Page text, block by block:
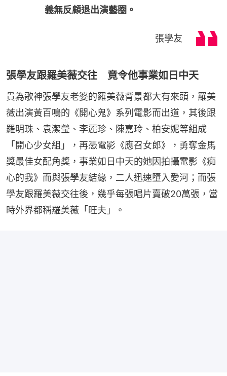
義無反顧退出演藝圈。
張學友
張學友跟羅美薇交往 竟令他事業如日中天
貴為歌神張學友老婆的羅美薇背景都大有來頭，羅美
薇出演黃百鳴的《開心鬼》系列電影而出道，其後跟
羅明珠、袁潔瑩、李麗珍、陳嘉玲、柏安妮等組成
「開心少女組」，再憑電影《應召女郎》，勇奪金馬
獎最佳女配角獎，事業如日中天的她因拍攝電影《痴
心的我》而與張學友結緣，二人迅速墮入愛河；而張
學友跟羅美薇交往後，幾乎每張唱片賣破20萬張，當
時外界都稱羅美薇「旺夫」。